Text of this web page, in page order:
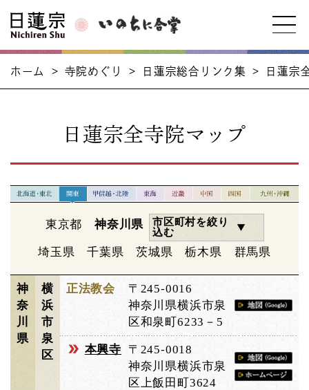
ホーム > 寺院めぐり > 日蓮宗総合リンク集 > 日蓮宗
日蓮宗全寺院マップ
東京都 神奈川県
市区町村を絞り
込む
埼玉県 千葉県 茨城県 栃木県 群馬県
神
奈
川
県
横
浜
市
泉
区
正法教会
〒245-0016
神奈川県横浜市泉
区和泉町6233－5
本興寺
〒245-0018
神奈川県横浜市泉
区上飯田町3624